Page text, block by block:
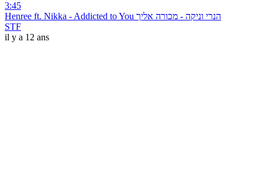
3:45
Henree ft. Nikka - Addicted to You הנרי וניקה - מכורה אליך
STF
il y a 12 ans